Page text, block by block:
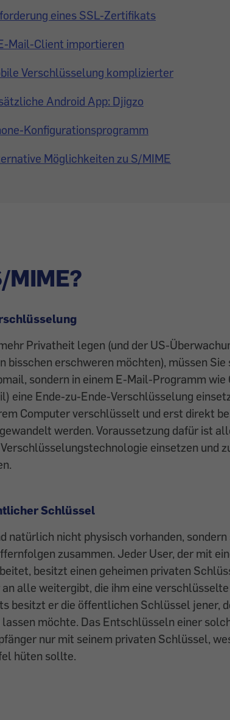
eines SSL-Zertifikats
Mail-Client importieren
Verschlüsselung komplizierter
Android App: Djigzo
Konfigurationsprogramm
Möglichkeiten zu S/MIME
MIME?
Privatheit legen (und der US-
bisschen erschweren möchten), müssen
sondern in einem E-Mail-Programm
eine Ende-zu-Ende-Verschlüsselung
Computer verschlüsselt und erst direkt
werden. Voraussetzung dafür ist
einsetzen und
Schlüssel
natürlich nicht physisch vorhanden,
zusammen. Jeder User, der mit
besitzt einen geheimen privaten
alle weitergibt, die ihm eine
besitzt er die öffentlichen Schlüssel jener,
möchte. Das Entschlüsseln einer
nur mit seinem privaten Schlüssel,
hüten sollte.